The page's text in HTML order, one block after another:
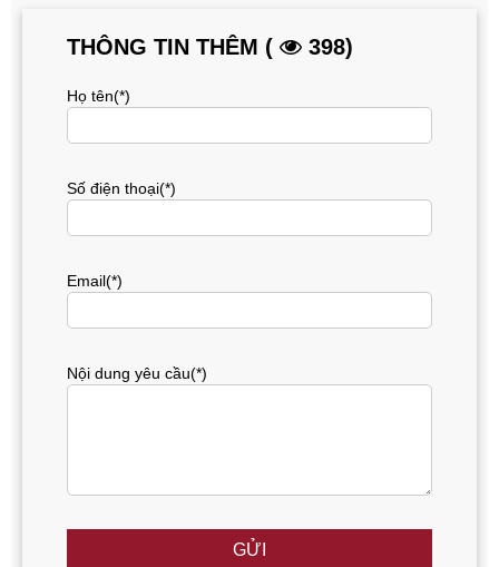
THÔNG TIN THÊM ( 398)
Họ tên(*)
Số điện thoại(*)
Email(*)
Nội dung yêu cầu(*)
GỬI